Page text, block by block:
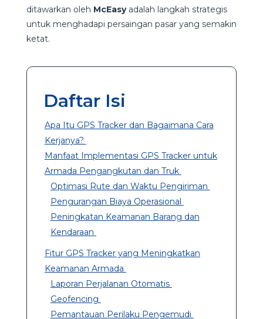
ditawarkan oleh McEasyadalah langkah strategis
untuk menghadapi persaingan pasar yang semakin
ketat.
Daftar Isi
Apa Itu GPS Tracker dan Bagaimana Cara
Kerjanya?
Manfaat Implementasi GPS Tracker untuk
Armada Pengangkutan dan Truk
Optimasi Rute dan Waktu Pengiriman
Pengurangan Biaya Operasional
Peningkatan Keamanan Barang dan
Kendaraan
Fitur GPS Tracker yang Meningkatkan
Keamanan Armada
Laporan Perjalanan Otomatis
Geofencing
Pemantauan Perilaku Pengemudi